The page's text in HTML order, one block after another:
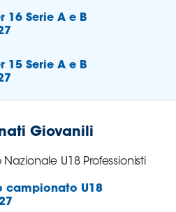
16 Serie A e B
15 Serie A e B
Giovanili
U18 Professionisti
campionato U18